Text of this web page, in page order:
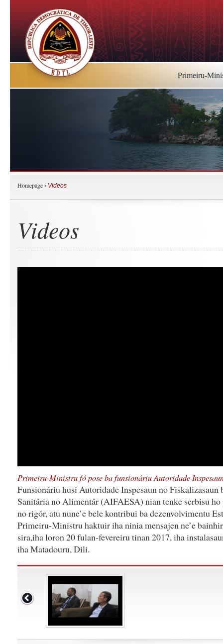
Primeiru-
Homepage › Videos
Videos
Primeiru-Ministru fó pose ba funsionáriu Autoridade
Funsionáriu husi Autoridade Inspesaun no
Sanitária no Alimentár (AIFAESA) nian tenke serbisu
no rigór, atu nune’e bele kontribui ba dezenvolvimentu
Primeiru-Ministru haktuir iha ninia mensajen ne’e
sira,iha loron 20 fulan-fevereiru tinan 2017, iha
iha Matadouru, Dili.